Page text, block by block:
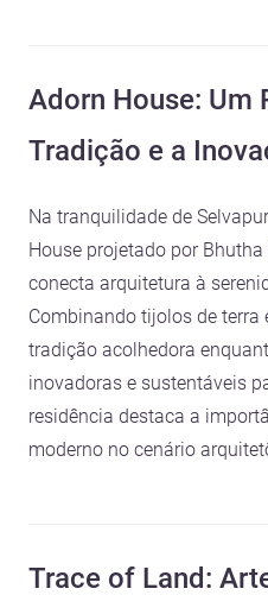
Adorn House: Um
Tradição e a
Na tranquilidade de
House projetado por
conecta arquitetura à
Combinando tijolos de terra
tradição acolhedora
inovadoras e sustentáveis
residência destaca a
moderno no cenário
Trace of Land: